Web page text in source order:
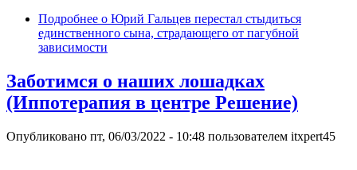
Подробнее о Юрий Гальцев перестал стыдиться
единственного сына, страдающего от пагубной
зависимости
Заботимся о наших лошадках
(Иппотерапия в центре Решение)
Опубликовано пт, 06/03/2022 - 10:48 пользователем itxpert45